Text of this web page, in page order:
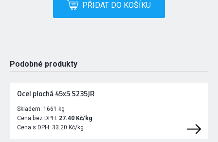
PŘIDAT DO KOŠÍKU
Podobné produkty
Ocel plochá 45x5 S235JR
Skladem: 1661 kg
Cena bez DPH: 27.40 Kč/kg
Cena s DPH: 33.20 Kč/kg